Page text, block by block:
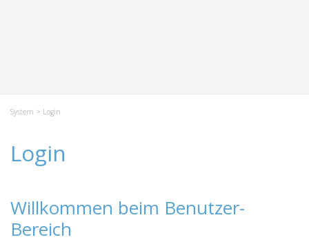
System > Login
Login
Willkommen beim Benutzer-
Bereich